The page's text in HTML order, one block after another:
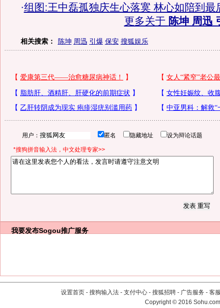
·组图:王中磊孤独庆生心落寞 林心如陪到最
更多关于 陈坤 周迅
相关搜索： 陈坤 周迅 引爆 保安 搜狐娱乐
用户： 匿名 隐藏地址 设为辩论话题
*搜狗拼音输入法，中文处理专家>>
我要发布Sogou推广服务
设置首页 - 搜狗输入法 - 支付中心 - 搜狐招聘 - 广告服务 - 客
Copyright©2016